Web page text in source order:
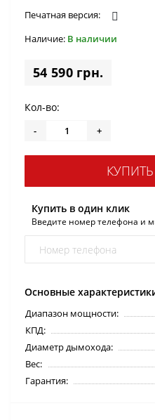
Печатная версия:
Наличие: В наличии
54 590 грн.
Основные
Диапазон мощности:
КПД:
Диаметр дымохода:
Вес:
Гарантия:
Кол-во:
- +
КУПИТЬ
Купить в один клик
Введите номер телефона и